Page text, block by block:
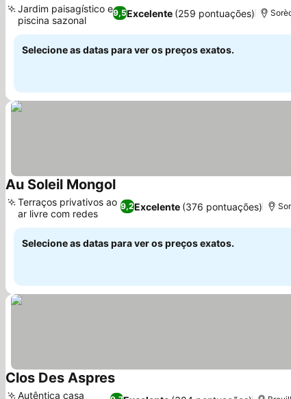
9,5Excelente (259 pontuações)
Jardim paisagístico e
piscina sazonal
Selecione as datas para ver os preços exatos.
Au Soleil Mongol
9,2Excelente (376 pontuações)
Terraços privativos ao
ar livre com redes
Selecione as datas para ver os preços exatos.
Clos Des Aspres
Autêntica casa